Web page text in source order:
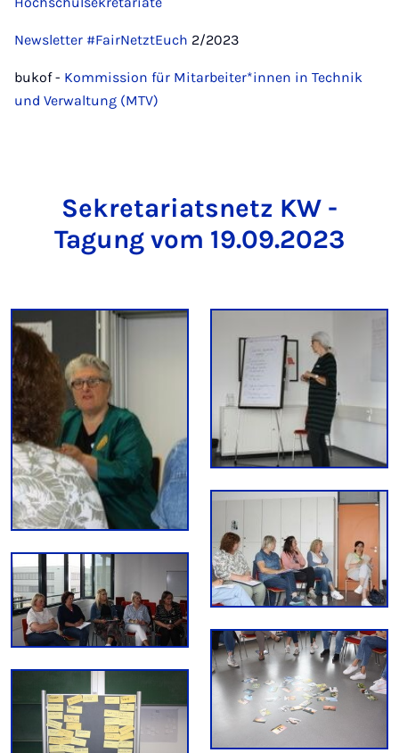
Newsletter #FairNetztEuch 2/2023
bukof - Kommission für Mitarbeiter*innen in Technik
und Verwaltung (MTV)
Sekretariatsnetz KW -
Tagung vom 19.09.2023